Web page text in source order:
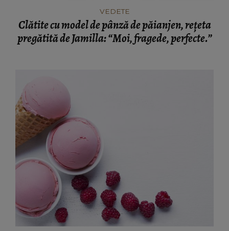
VEDETE
Clătite cu model de pânză de păianjen, rețeta
pregătită de Jamilla: “Moi, fragede, perfecte.”